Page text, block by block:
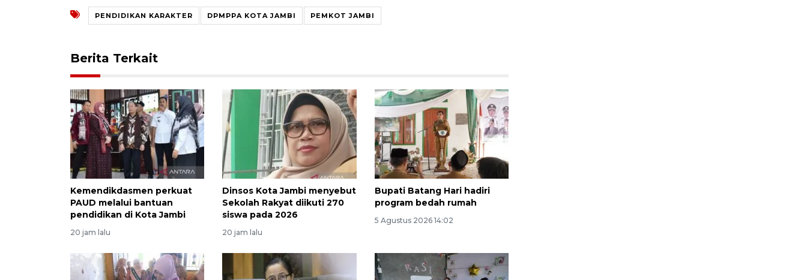
PENDIDIKAN KARAKTER DPMPPA KOTA JAMBI PEMKOT JAMBI
Berita Terkait
Kemendikdasmen perkuat
PAUD melalui bantuan
pendidikan di Kota Jambi
20 jam lalu
Dinsos Kota Jambi menyebut
Sekolah Rakyat diikuti 270
siswa pada 2026
20 jam lalu
Bupati Batang Hari hadiri
program bedah rumah
5 Agustus 2026 14:02